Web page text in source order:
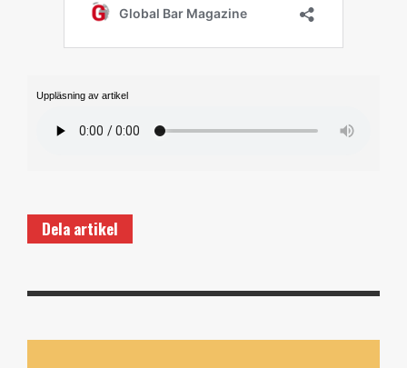
Uppläsning av artikel
Dela artikel